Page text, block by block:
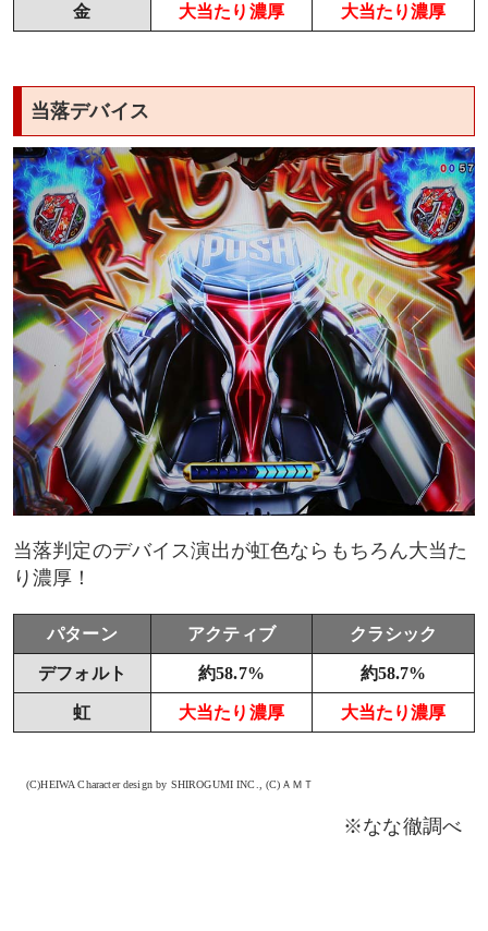
金 大当たり濃厚 大当たり濃厚
当落デバイス
当落判定のデバイス演出が虹色ならもちろん大当た
り濃厚！
パターン アクティブ クラシック
デフォルト 約58.7% 約58.7%
虹 大当たり濃厚 大当たり濃厚
(C)HEIWA Character design by SHIROGUMI INC., (C)ＡＭＴ
※なな徹調べ